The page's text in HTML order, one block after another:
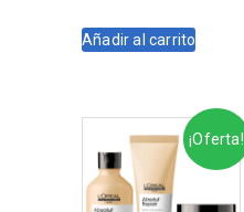
era:
es:
Añadir al carrito
¡Oferta!